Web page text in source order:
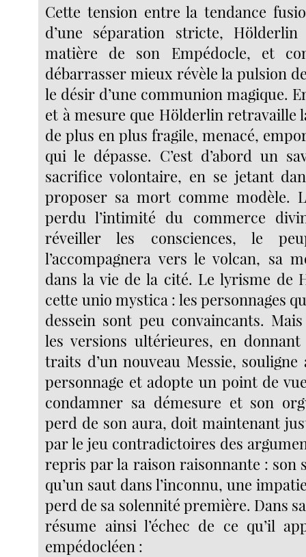
Cette tension entre la tendance
d’une séparation stricte,
matière de son Empédocle, et
débarrasser mieux révèle la pulsion
le désir d’une communion magique.
et à mesure que Hölderlin retravaille
de plus en plus fragile, menacé,
qui le dépasse. C’est d’abord un
sacrifice volontaire, en se jetant
proposer sa mort comme modèle.
perdu l’intimité du commerce
réveiller les consciences, le
l’accompagnera vers le volcan, sa
dans la vie de la cité. Le lyrisme de
cette unio mystica : les personnages
dessein sont peu convaincants.
les versions ultérieures, en
traits d’un nouveau Messie, souligne
personnage et adopte un point de
condamner sa démesure et son
perd de son aura, doit maintenant
par le jeu contradictoires des
repris par la raison raisonnante : son
qu’un saut dans l’inconnu, une
perd de sa solennité première. Dans
résume ainsi l’échec de ce qu’il
empédocléen :